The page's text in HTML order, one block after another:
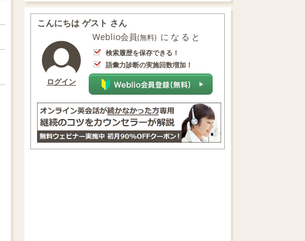
こんにちは ゲスト さん
ログイン
Weblio会員(無料) になると
検索履歴を保存できる！
語彙力診断の実施回数増加！